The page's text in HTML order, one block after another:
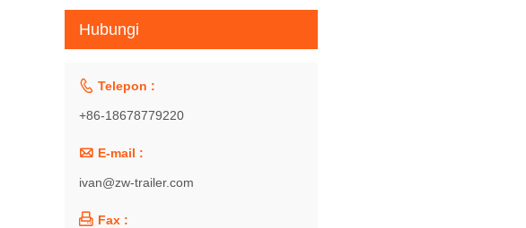
Hubungi
 Telepon :
+86-18678779220
 E-mail :
ivan@zw-trailer.com
 Fax :